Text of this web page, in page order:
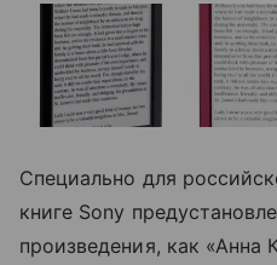
Специально для
книге Sony
произведения, как «Анна